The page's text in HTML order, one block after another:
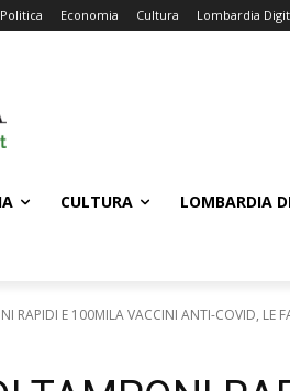
Politica Economia Cultura Lombardia
CULTURA LOMBARDIA
RAPIDI E 100MILA VACCINI ANTI-COVID, LE